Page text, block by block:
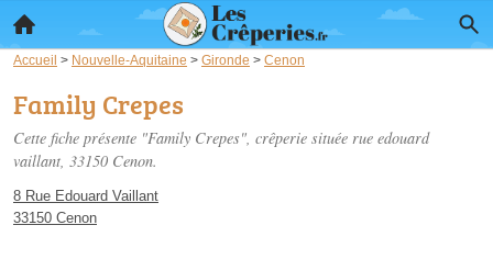
Accueil > Nouvelle-Aquitaine > Gironde > Cenon
Family Crepes
Cette fiche présente "Family Crepes", crêperie située rue edouard
vaillant, 33150 Cenon.
8 Rue Edouard Vaillant
33150 Cenon